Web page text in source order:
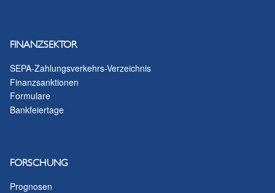
FINANZSEKTOR
SEPA-Zahlungsverkehrs-Verzeichnis
Finanzsanktionen
Formulare
Bankfeiertage
FORSCHUNG
Prognosen